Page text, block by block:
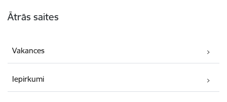
Ātrās saites
Vakances
Iepirkumi